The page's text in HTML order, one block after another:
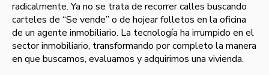
radicalmente. Ya no se trata de recorrer calles buscando
carteles de “Se vende” o de hojear folletos en la oficina
de un agente inmobiliario. La tecnología ha irrumpido en el
sector inmobiliario, transformando por completo la manera
en que buscamos, evaluamos y adquirimos una vivienda.